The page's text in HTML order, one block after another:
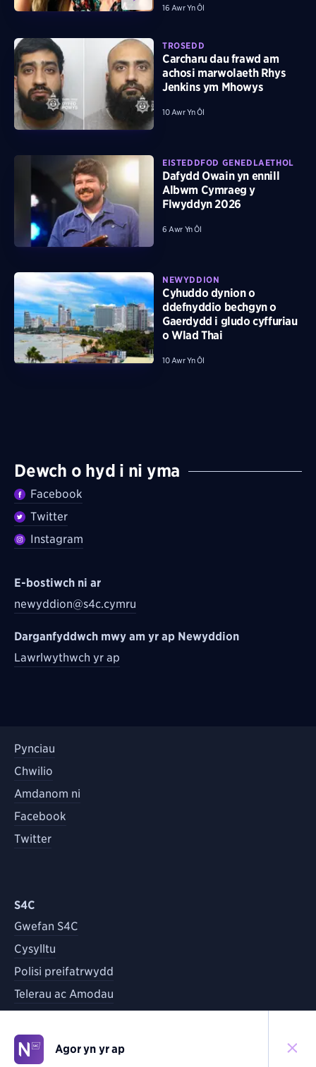
16 Awr Yn Ôl
TROSEDD
Carcharu dau frawd am
achosi marwolaeth Rhys
Jenkins ym Mhowys
10 Awr Yn Ôl
EISTEDDFOD GENEDLAETHOL
Dafydd Owain yn ennill
Albwm Cymraeg y
Flwyddyn 2026
6 Awr Yn Ôl
NEWYDDION
Cyhuddo dynion o
ddefnyddio bechgyn o
Gaerdydd i gludo cyffuriau
o Wlad Thai
10 Awr Yn Ôl
Dewch o hyd i ni yma
Facebook
Twitter
Instagram
E-bostiwch ni ar
newyddion@s4c.cymru
Darganfyddwch mwy am yr ap Newyddion
Lawrlwythwch yr ap
Pynciau
Chwilio
Amdanom ni
Facebook
Twitter
S4C
Gwefan S4C
Cysylltu
Polisi preifatrwydd
Telerau ac Amodau
Yn ôl i'r brig
Agor yn yr ap